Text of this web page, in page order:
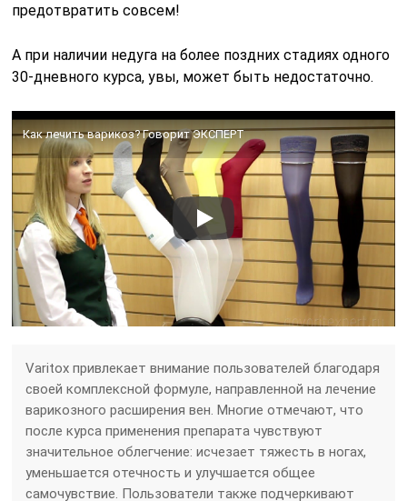
предотвратить совсем!
А при наличии недуга на более поздних стадиях одного
30-дневного курса, увы, может быть недостаточно.
Как лечить варикоз? Говорит ЭКСПЕРТ
Varitox привлекает внимание пользователей благодаря
своей комплексной формуле, направленной на лечение
варикозного расширения вен. Многие отмечают, что
после курса применения препарата чувствуют
значительное облегчение: исчезает тяжесть в ногах,
уменьшается отечность и улучшается общее
самочувствие. Пользователи также подчеркивают